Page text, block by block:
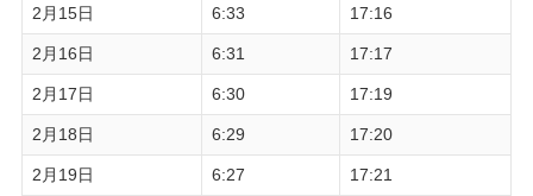
2月15日 6:33 17:16
2月16日 6:31 17:17
2月17日 6:30 17:19
2月18日 6:29 17:20
2月19日 6:27 17:21